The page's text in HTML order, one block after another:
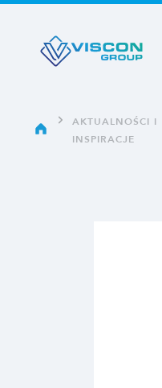
AKTUALNOŚCI I
INSPIRACJE